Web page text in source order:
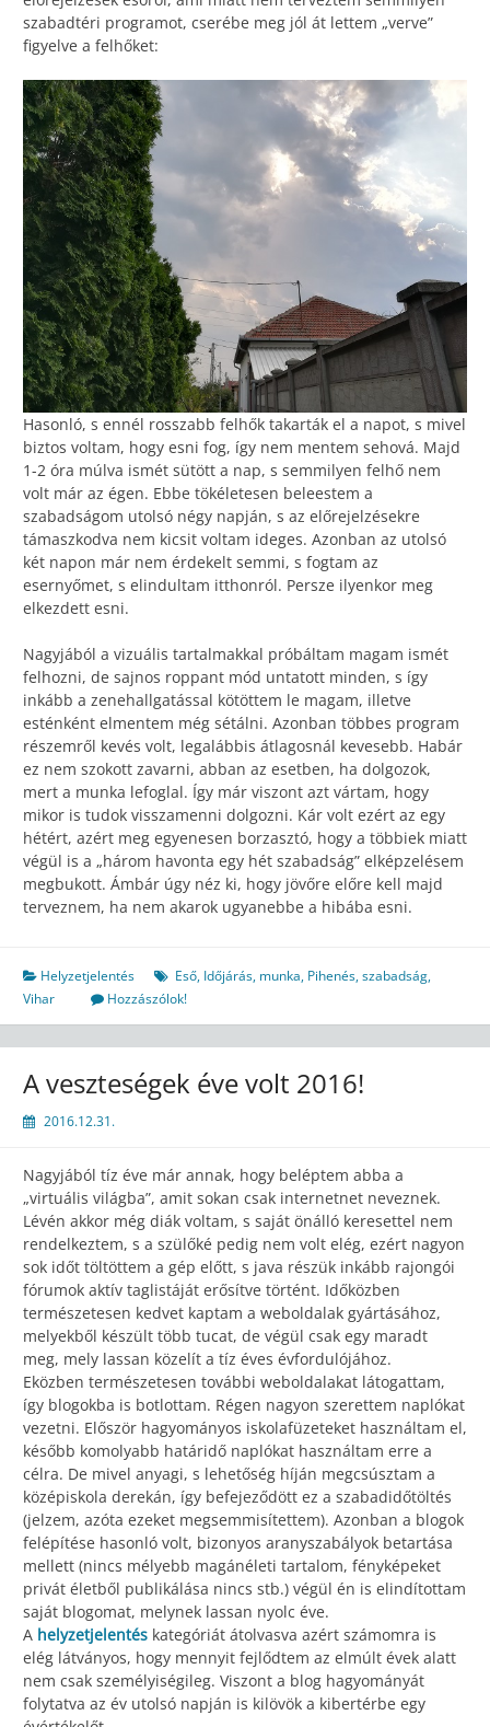
szabadtéri programot, cserébe meg jól át lettem „verve”
figyelve a felhőket:
Hasonló, s ennél rosszabb felhők takarták el a napot, s mivel
biztos voltam, hogy esni fog, így nem mentem sehová. Majd
1-2 óra múlva ismét sütött a nap, s semmilyen felhő nem
volt már az égen. Ebbe tökéletesen beleestem a
szabadságom utolsó négy napján, s az előrejelzésekre
támaszkodva nem kicsit voltam ideges. Azonban az utolsó
két napon már nem érdekelt semmi, s fogtam az
esernyőmet, s elindultam itthonról. Persze ilyenkor meg
elkezdett esni.
Nagyjából a vizuális tartalmakkal próbáltam magam ismét
felhozni, de sajnos roppant mód untatott minden, s így
inkább a zenehallgatással kötöttem le magam, illetve
esténként elmentem még sétálni. Azonban többes program
részemről kevés volt, legalábbis átlagosnál kevesebb. Habár
ez nem szokott zavarni, abban az esetben, ha dolgozok,
mert a munka lefoglal. Így már viszont azt vártam, hogy
mikor is tudok visszamenni dolgozni. Kár volt ezért az egy
hétért, azért meg egyenesen borzasztó, hogy a többiek miatt
végül is a „három havonta egy hét szabadság” elképzelésem
megbukott. Ámbár úgy néz ki, hogy jövőre előre kell majd
terveznem, ha nem akarok ugyanebbe a hibába esni.
Helyzetjelentés Eső, Időjárás, munka, Pihenés,szabadság,
Vihar
Hozzászólok!
A veszteségek éve volt 2016!
2016.12.31.
Nagyjából tíz éve már annak, hogy beléptem abba a
„virtuális világba”, amit sokan csak internetnet neveznek.
Lévén akkor még diák voltam, s saját önálló keresettel nem
rendelkeztem, s a szülőké pedig nem volt elég, ezért nagyon
sok időt töltöttem a gép előtt, s java részük inkább rajongói
fórumok aktív taglistáját erősítve történt. Időközben
természetesen kedvet kaptam a weboldalak gyártásához,
melyekből készült több tucat, de végül csak egy maradt
meg, mely lassan közelít a tíz éves évfordulójához.
Eközben természetesen további weboldalakat látogattam,
így blogokba is botlottam. Régen nagyon szerettem naplókat
vezetni. Először hagyományos iskolafüzeteket használtam el,
később komolyabb határidő naplókat használtam erre a
célra. De mivel anyagi, s lehetőség híján megcsúsztam a
középiskola derekán, így befejeződött ez a szabadidőtöltés
(jelzem, azóta ezeket megsemmisítettem). Azonban a blogok
felépítése hasonló volt, bizonyos aranyszabályok betartása
mellett (nincs mélyebb magánéleti tartalom, fényképeket
privát életből publikálása nincs stb.) végül én is elindítottam
saját blogomat, melynek lassan nyolc éve.
A helyzetjelentés kategóriát átolvasva azért számomra is
elég látványos, hogy mennyit fejlődtem az elmúlt évek alatt
nem csak személyiségileg. Viszont a blog hagyományát
folytatva az év utolsó napján is kilövök a kibertérbe egy